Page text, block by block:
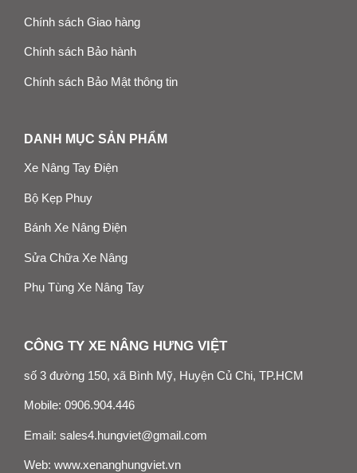
Chính sách Giao hàng
Chính sách Bảo hành
Chính sách Bảo Mật thông tin
DANH MỤC SẢN PHẨM
Xe Nâng Tay Điện
Bộ Kẹp Phuy
Bánh Xe Nâng Điện
Sửa Chữa Xe Nâng
Phụ Tùng Xe Nâng Tay
CÔNG TY XE NÂNG HƯNG VIỆT
số 3 đường 150, xã Bình Mỹ, Huyện Củ Chi, TP.HCM
Mobile: 0906.904.446
Email: sales4.hungviet@gmail.com
Web: www.xenanghungviet.vn